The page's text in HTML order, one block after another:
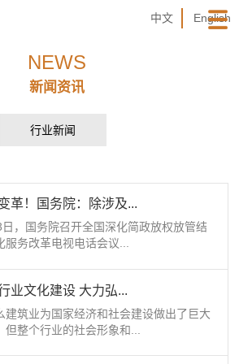
中文 English
NEWS
新闻资讯
行业新闻
革！国务院：除涉及...
，国务院召开全国深化简政放权放管结
服务改革电视电话会议...
业文化建设 大力弘...
建筑业为国家经济和社会建设做出了巨大
但整个行业的社会形象和...